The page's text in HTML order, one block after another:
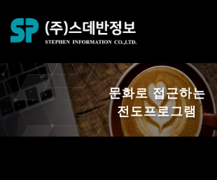
문화로 접근하는
전도프로그램